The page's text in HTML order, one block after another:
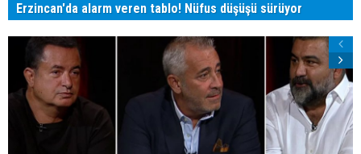
Erzincan'da alarm veren tablo! Nüfus düşüşü sürüyor